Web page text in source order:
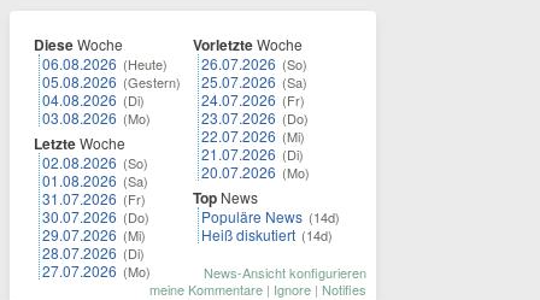
DieseWoche
06.08.2026 (Heute)
05.08.2026 (Gestern)
04.08.2026 (Di)
03.08.2026 (Mo)
LetzteWoche
02.08.2026 (So)
01.08.2026 (Sa)
31.07.2026 (Fr)
30.07.2026 (Do)
29.07.2026 (Mi)
28.07.2026 (Di)
27.07.2026 (Mo)
VorletzteWoche
26.07.2026 (So)
25.07.2026 (Sa)
24.07.2026 (Fr)
23.07.2026 (Do)
22.07.2026 (Mi)
21.07.2026 (Di)
20.07.2026 (Mo)
Top News
Populäre News (14d)
Heiß diskutiert (14d)
News-Ansicht konfigurieren
meine Kommentare | Ignore | Notifies